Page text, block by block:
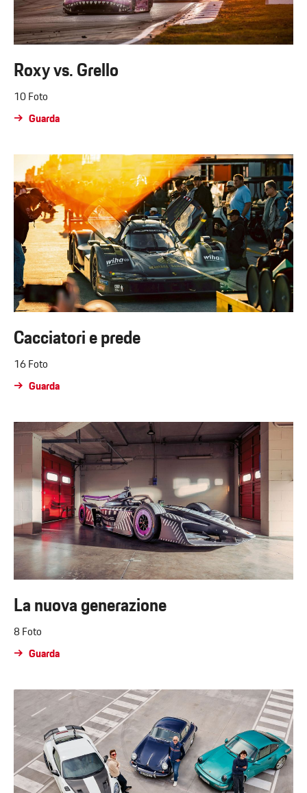
Roxy vs. Grello
10 Foto
Guarda
Cacciatori e prede
16 Foto
Guarda
La nuova generazione
8 Foto
Guarda